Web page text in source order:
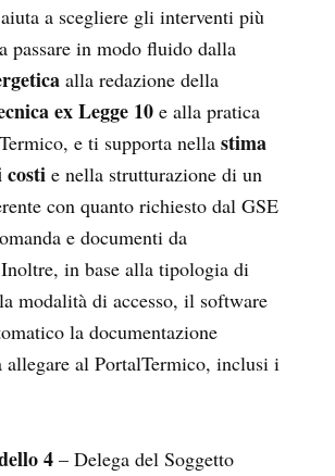
a scegliere gli interventi più
passare in modo fluido dalla
alla redazione della
ex Legge 10 e alla pratica
e ti supporta nella stima
costi e nella strutturazione di un
con quanto richiesto dal GSE
e documenti da
in base alla tipologia di
modalità di accesso, il software
la documentazione
allegare al PortalTermico, inclusi i
4 – Delega del Soggetto